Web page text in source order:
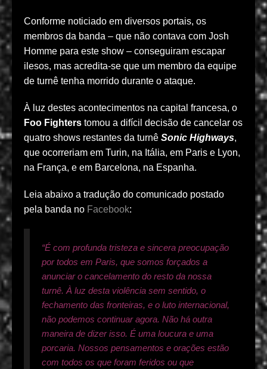
Conforme noticiado em diversos portais, os
membros da banda – que não contava com Josh
Homme para este show – conseguiram escapar
ilesos, mas acredita-se que um membro da equipe
de turnê tenha morrido durante o ataque.
À luz destes acontecimentos na capital francesa, o
Foo Fighters tomou a difícil decisão de cancelar os
quatro shows restantes da turnê Sonic Highways,
que ocorreriam em Turin, na Itália, em Paris e Lyon,
na França, e em Barcelona, na Espanha.
Leia abaixo a tradução do comunicado postado
pela banda no Facebook:
“É com profunda tristeza e sincera preocupação
por todos em Paris, que somos forçados a
anunciar o cancelamento do resto da nossa
turnê. À luz desta violência sem sentido, o
fechamento das fronteiras, e o luto internacional,
não podemos continuar agora. Não há outra
maneira de dizer isso. É uma loucura e uma
porcaria. Nossos pensamentos e orações estão
com todos os que foram feridos ou que